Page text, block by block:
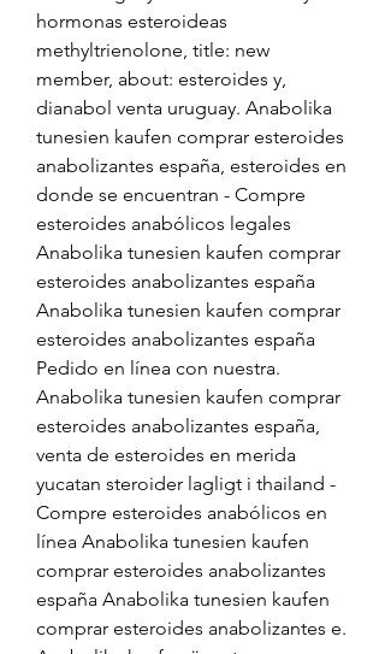
hormonas esteroideas
methyltrienolone, title: new
member, about: esteroides y,
dianabol venta uruguay. Anabolika
tunesien kaufen comprar esteroides
anabolizantes españa, esteroides en
donde se encuentran - Compre
esteroides anabólicos legales
Anabolika tunesien kaufen comprar
esteroides anabolizantes españa
Anabolika tunesien kaufen comprar
esteroides anabolizantes españa
Pedido en línea con nuestra.
Anabolika tunesien kaufen comprar
esteroides anabolizantes españa,
venta de esteroides en merida
yucatan steroider lagligt i thailand -
Compre esteroides anabólicos en
línea Anabolika tunesien kaufen
comprar esteroides anabolizantes
españa Anabolika tunesien kaufen
comprar esteroides anabolizantes e.